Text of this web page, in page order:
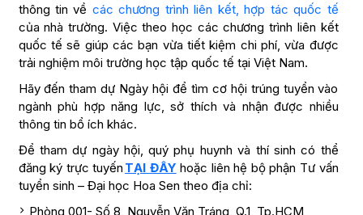
thông tin về các chương trình liên kết, hợp tác quốc tế
của nhà trường. Việc theo học các chương trình liên kết
quốc tế sẽ giúp các bạn vừa tiết kiệm chi phí, vừa được
trải nghiệm môi trường học tập quốc tế tại Việt Nam.
Hãy đến tham dự Ngày hội để tìm cơ hội trúng tuyển vào
ngành phù hợp năng lực, sở thích và nhận được nhiều
thông tin bổ ích khác.
Để tham dự ngày hội, quý phụ huynh và thí sinh có thể
đăng ký trực tuyến TẠI ĐÂY hoặc liên hệ bộ phận Tư vấn
tuyển sinh – Đại học Hoa Sen theo địa chỉ:
Phòng 001- Số 8, Nguyễn Văn Tráng, Q.1, Tp.HCM